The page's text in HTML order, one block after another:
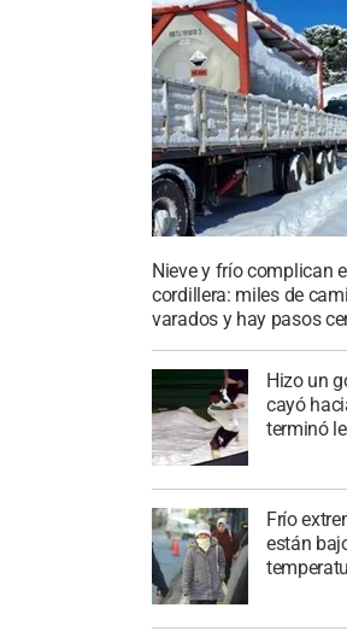
Nieve y frío complican
cordillera: miles de
varados y hay pasos
Hizo un
cayó
terminó
Frío
están